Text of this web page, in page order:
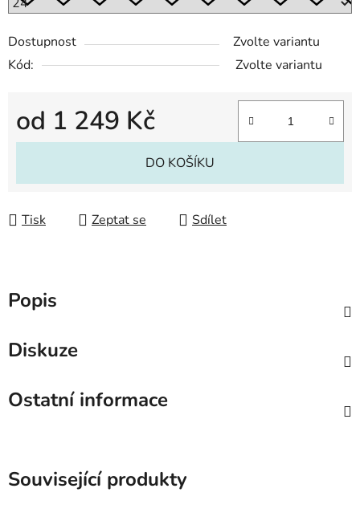
Dostupnost
Zvolte variantu
Kód:
Zvolte variantu
od 1 249 Kč
Měrná cena:
DO KOŠÍKU
Tisk Zeptat se Sdílet
Popis
Diskuze
Ostatní informace
Související produkty